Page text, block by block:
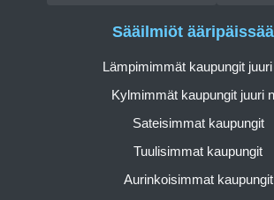
Sääilmiöt
Lämpimimmät kaupungit
Kylmimmät kaupungit juuri
Sateisimmat kaupungit
Tuulisimmat kaupungit
Aurinkoisimmat kaupungit